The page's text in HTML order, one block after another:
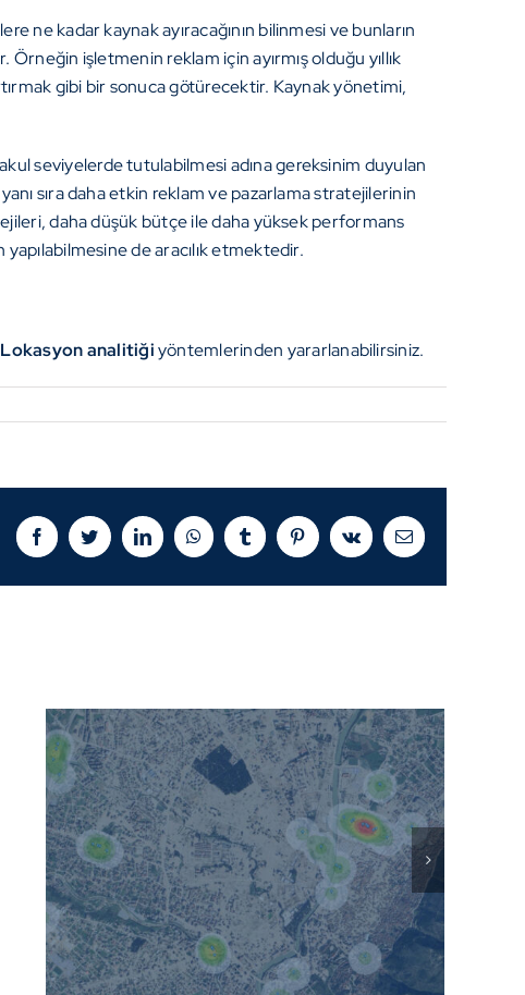
ne kadar kaynak ayıracağının bilinmesi ve bunların
işletmenin reklam için ayırmış olduğu yıllık
gibi bir sonuca götürecektir. Kaynak yönetimi,
seviyelerde tutulabilmesi adına gereksinim duyulan
sıra daha etkin reklam ve pazarlama stratejilerinin
daha düşük bütçe ile daha yüksek performans
yapılabilmesine de aracılık etmektedir.
Lokasyon analitiğiyöntemlerinden yararlanabilirsiniz.
FacebookTwitterLinkedInWhatsAppTumblrPinterestVk
E-
posta